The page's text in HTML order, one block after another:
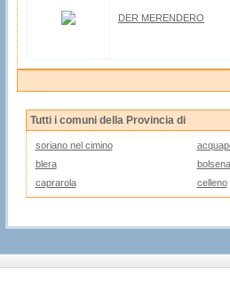
DER MERENDERO
Tutti i comuni della Provincia di
soriano nel cimino
blera
bolsena
caprarola
celleno